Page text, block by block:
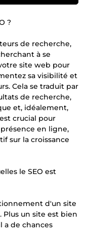
?
de recherche,
à se
site web pour
sa visibilité et
Cela se traduit par
de recherche,
et, idéalement,
crucial pour
en ligne,
sur la croissance
le SEO est
d'un site
Plus un site est bien
a de chances